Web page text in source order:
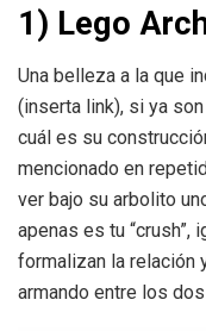
1) Lego
Una belleza a la que
(inserta link), si ya
cuál es su
mencionado en
ver bajo su arbolito
apenas es tu
formalizan la relación
armando entre los